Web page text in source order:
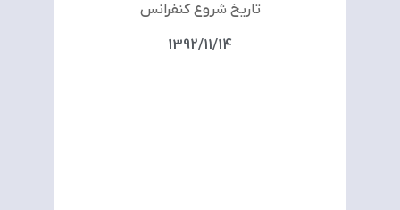
تاریخ شروع کنفرانس
1392/11/14